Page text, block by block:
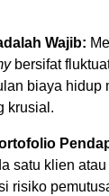
Wajib:
bersifat
biaya hidup
krusial.
satu klien
risiko